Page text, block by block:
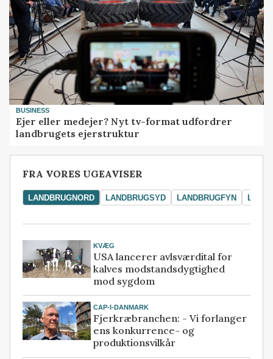
BUSINESS
Ejer eller medejer? Nyt tv-format udfordrer
landbrugets ejerstruktur
FRA VORES UGEAVISER
LANDBRUGNORD LANDBRUGSYD LANDBRUGFYN
KVÆG
USA lancerer avlsværdital for
kalves modstandsdygtighed
mod sygdom
CAP-I-DANMARK
Fjerkræbranchen: - Vi forlanger
ens konkurrence- og
produktionsvilkår